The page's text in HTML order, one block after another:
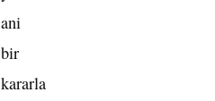
ani
bir
kararla